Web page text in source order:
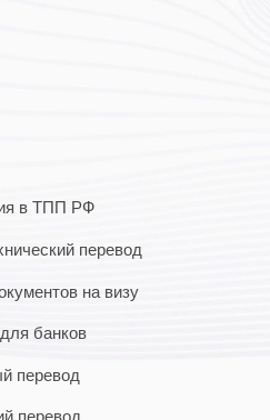
в ТПП РФ
перевод
на визу
банков
перевод